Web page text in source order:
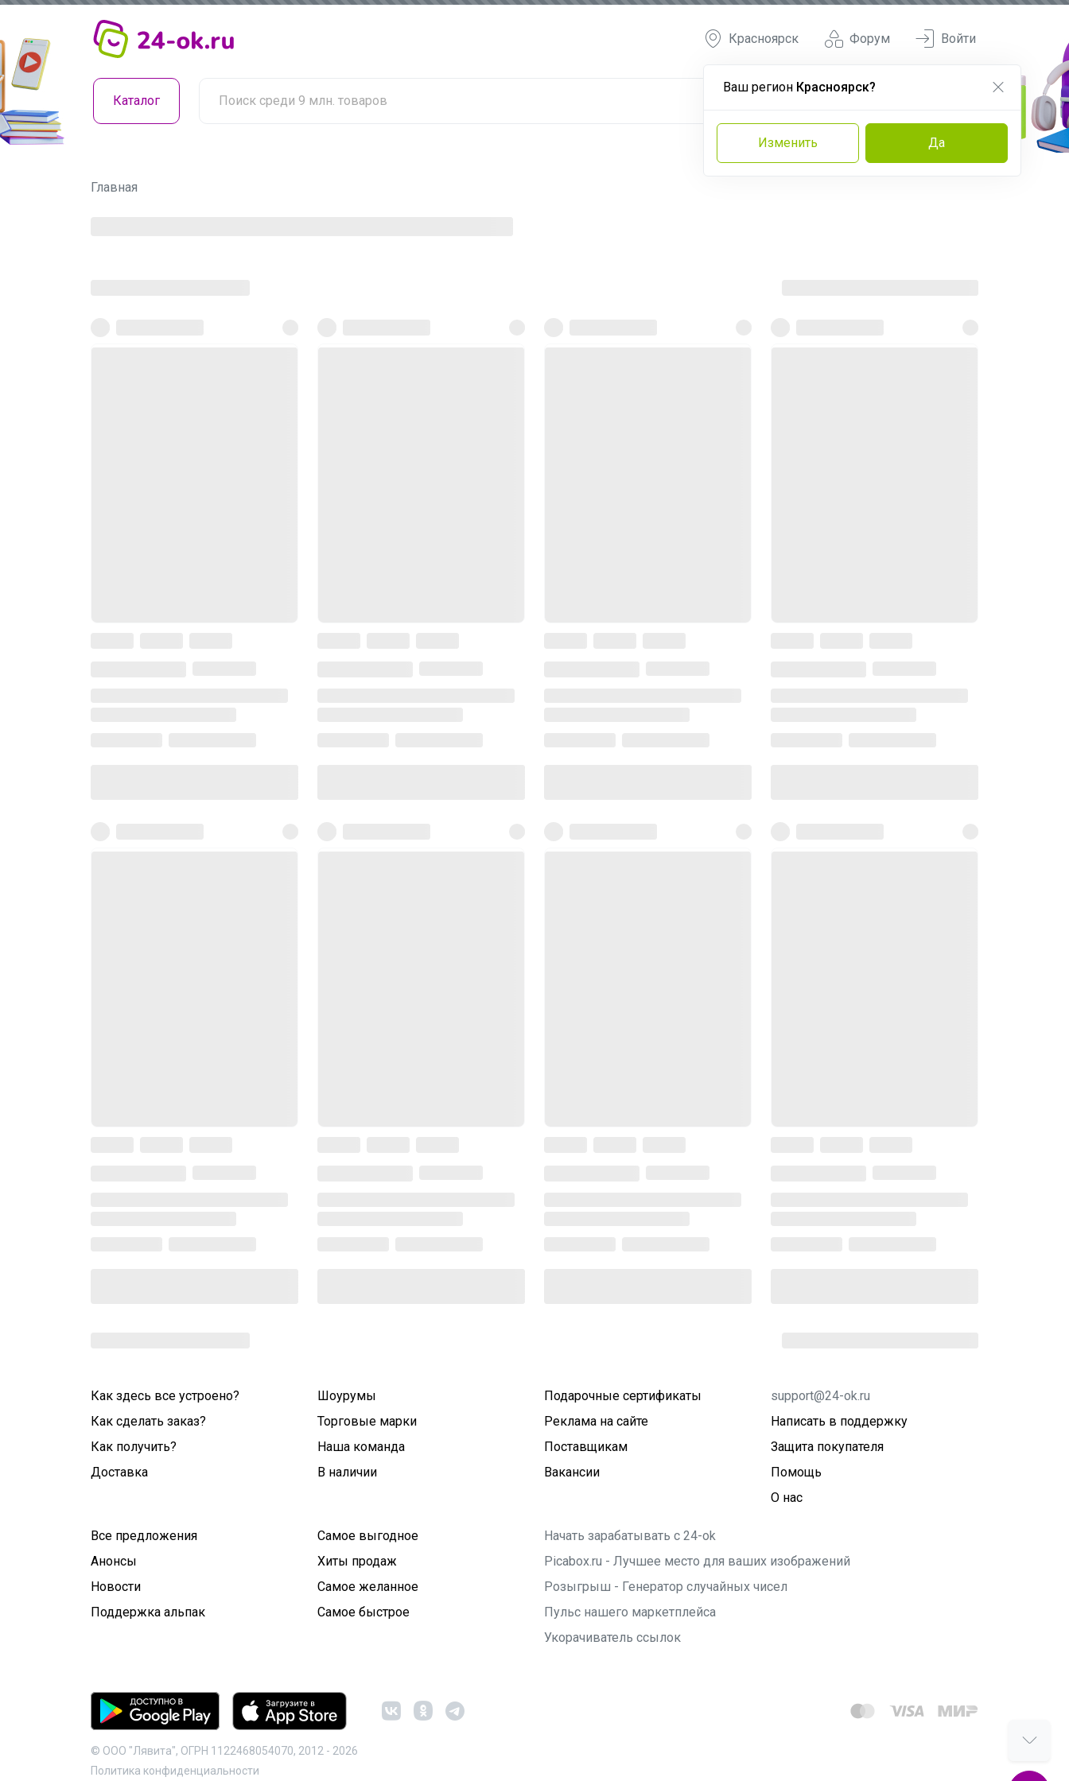
Форум
Красноярск
Ваш регион Красноярск?
Изменить Да
Войти
Каталог
Главная
Как здесь все устроено?
Как сделать заказ?
Как получить?
Доставка
Шоурумы
Торговые марки
Наша команда
В наличии
Подарочные сертификаты
Реклама на сайте
Поставщикам
Вакансии
support@24-ok.ru
Написать в поддержку
Защита покупателя
Помощь
О нас
Все предложения
Анонсы
Новости
Поддержка альпак
Самое выгодное
Хиты продаж
Самое желанное
Самое быстрое
Начать зарабатывать с 24-ok
Picabox.ru - Лучшее место для ваших изображений
Розыгрыш - Генератор случайных чисел
Пульс нашего маркетплейса
Укорачиватель ссылок
© ООО "Лявита", ОГРН 1122468054070, 2012 - 2026
Политика конфиденциальности